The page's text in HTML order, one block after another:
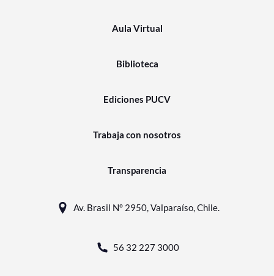
Aula Virtual
Biblioteca
Ediciones PUCV
Trabaja con nosotros
Transparencia
Av. Brasil N° 2950, Valparaíso, Chile.
56 32 227 3000